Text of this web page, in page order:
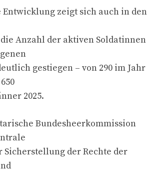
Entwicklung zeigt sich auch in den
Anzahl der aktiven Soldatinnen
gestiegen – von 290 im Jahr
2025.
Bundesheerkommission
der Rechte der